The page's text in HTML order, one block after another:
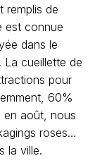
remplis de
est connue
dans le
La cueillette de
pour
60%
en août, nous
roses…
la ville.